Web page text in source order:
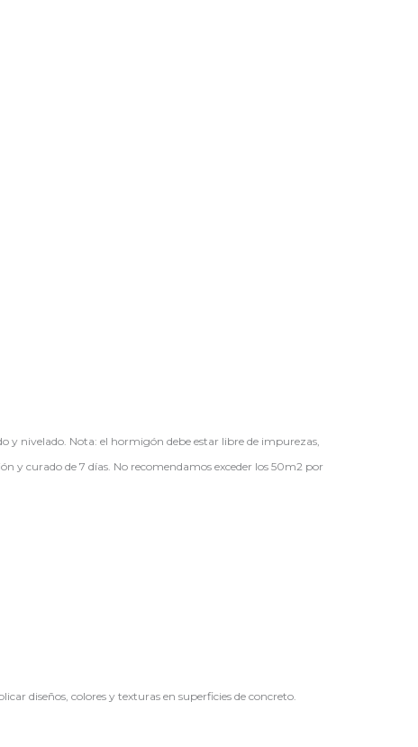
y nivelado. Nota: el hormigón debe estar libre de impurezas,
y curado de 7 días. No recomendamos exceder los 50m2 por
diseños, colores y texturas en superficies de concreto.